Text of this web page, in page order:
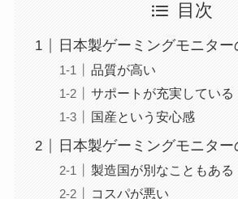
目次
日本製ゲーミングモニター
品質が高い
サポートが充実している
国産という安心感
日本製ゲーミングモニター
製造国が別なこともある
コスパが悪い